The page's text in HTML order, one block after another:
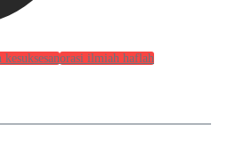
orasi ilmiah haflah